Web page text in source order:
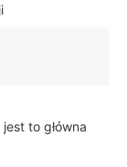
to główna